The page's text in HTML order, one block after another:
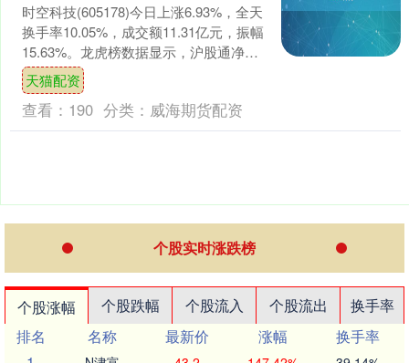
时空科技(605178)今日上涨6.93%，全天
换手率10.05%，成交额11.31亿元，振幅
15.63%。龙虎榜数据显示，沪股通净卖
出1868.02万元，营业....
天猫配资
查看： 190 分类： 威海期货配资
个股实时涨跌榜
个股涨幅 个股跌幅 个股流入 个股流出
换手率
排名
名称 最新价 涨幅
换手率